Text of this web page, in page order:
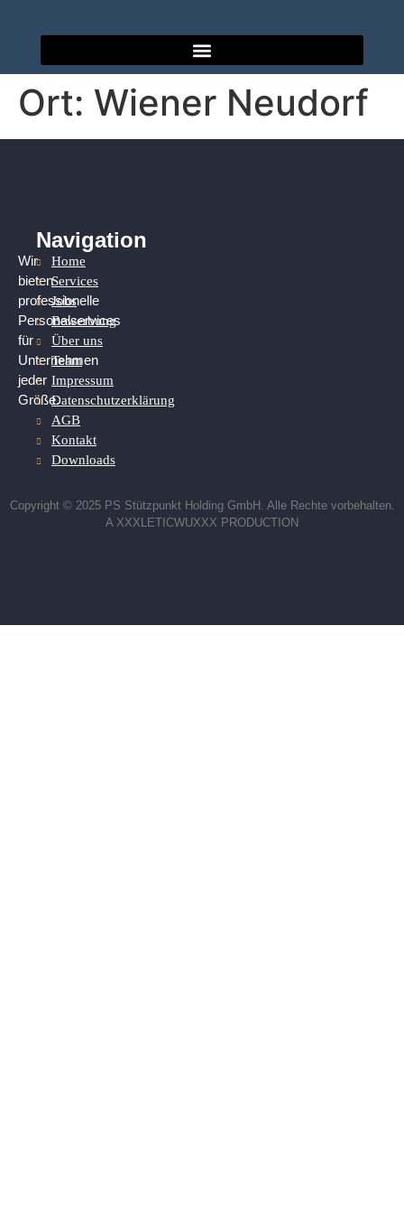
Ort: Wiener Neudorf
Wir
bieten
professionelle
Personalservices
für
Unternehmen
jeder
Größe.
Navigation
Home
Services
Jobs
Bewerbung
Über uns
Team
Impressum
Datenschutzerklärung
AGB
Kontakt
Downloads
Copyright © 2025 PS Stützpunkt Holding GmbH. Alle Rechte vorbehalten.
A XXXLETICWUXXX PRODUCTION